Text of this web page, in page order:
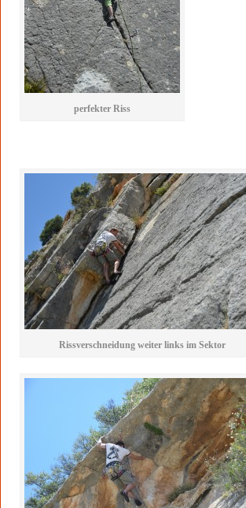
perfekter Riss
Rissverschneidung weiter links im Sektor